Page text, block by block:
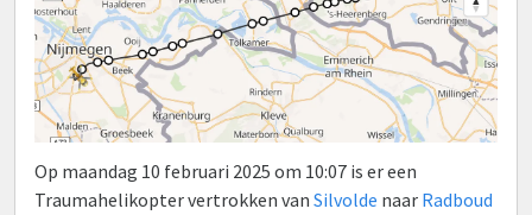
Op maandag 10 februari 2025 om 10:07 is er een
Traumahelikopter vertrokken van Silvolde naar Radboud